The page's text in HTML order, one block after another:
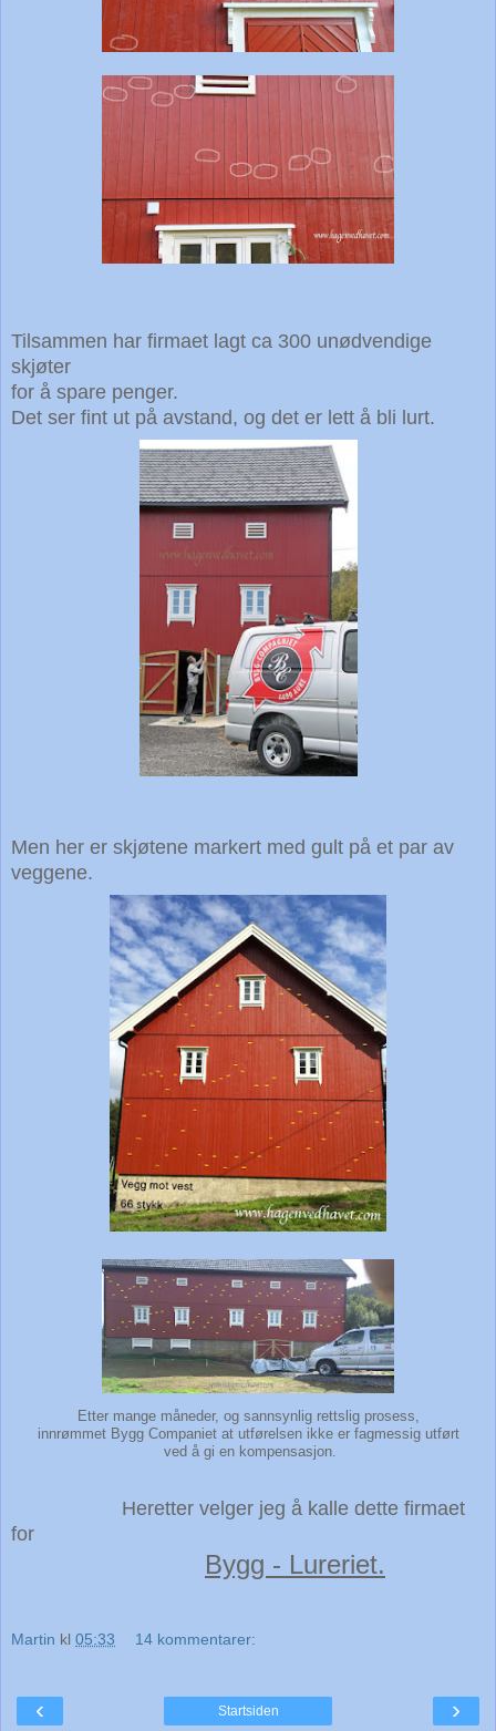
Tilsammen har firmaet lagt ca 300 unødvendige
skjøter
for å spare penger.
Det ser fint ut på avstand, og det er lett å bli lurt.
Men her er skjøtene markert med gult på et par av
veggene.
Etter mange måneder, og sannsynlig rettslig prosess,
innrømmet Bygg Companiet at utførelsen ikke er fagmessig utført
ved å gi en kompensasjon.
Heretter velger jeg å kalle dette firmaet
for
Bygg - Lureriet.
Martin kl 05:33 14 kommentarer:
‹ ›
Startsiden